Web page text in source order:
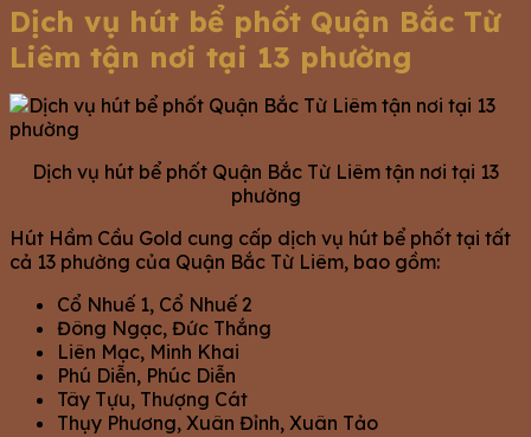
Dịch vụ hút bể phốt Quận Bắc Từ
Liêm tận nơi tại 13 phường
Dịch vụ hút bể phốt Quận Bắc Từ Liêm tận nơi tại 13
phường
Hút Hầm Cầu Gold cung cấp dịch vụ hút bể phốt tại tất
cả 13 phường của Quận Bắc Từ Liêm, bao gồm:
Cổ Nhuế 1, Cổ Nhuế 2
Đông Ngạc, Đức Thắng
Liên Mạc, Minh Khai
Phú Diễn, Phúc Diễn
Tây Tựu, Thượng Cát
Thụy Phương, Xuân Đỉnh, Xuân Tảo